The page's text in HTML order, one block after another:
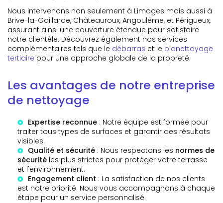
Nous intervenons non seulement à Limoges mais aussi à
Brive-la-Gaillarde, Châteauroux, Angoulême, et Périgueux,
assurant ainsi une couverture étendue pour satisfaire
notre clientèle. Découvrez également nos services
complémentaires tels que le débarras et le bionettoyage
tertiaire pour une approche globale de la propreté.
Les avantages de notre entreprise
de nettoyage
Expertise reconnue : Notre équipe est formée pour
traiter tous types de surfaces et garantir des résultats
visibles.
Qualité et sécurité : Nous respectons les normes de
sécurité les plus strictes pour protéger votre terrasse
et l'environnement.
Engagement client : La satisfaction de nos clients
est notre priorité. Nous vous accompagnons à chaque
étape pour un service personnalisé.